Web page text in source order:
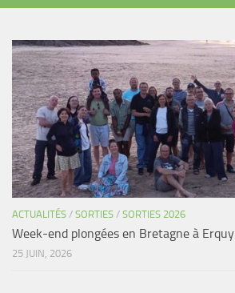
Vidéo
NAGE
NAP / NEV
Agenda
Les Palmes du Lac
Résultats Compétitions
MATERIEL
Occasions
ACTUALITÉS / SORTIES / SORTIES 2026
Week-end plongées en Bretagne à Erquy
25 JUIN, 2026